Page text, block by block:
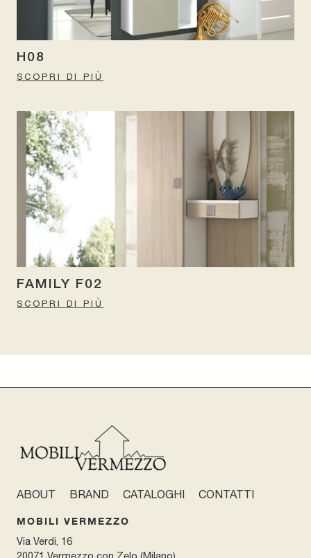
H08
SCOPRI DI PIÙ
FAMILY F02
SCOPRI DI PIÙ
ABOUT BRAND CATALOGHI CONTATTI
MOBILI VERMEZZO
Via Verdi, 16